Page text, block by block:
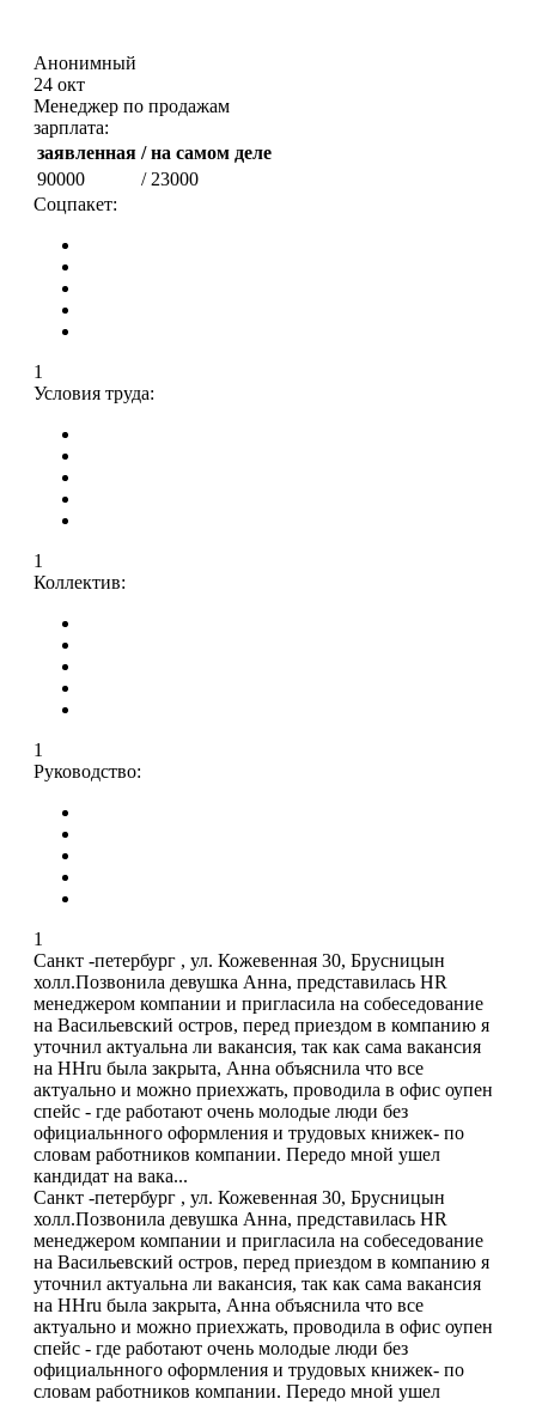
Анонимный
24 окт
Менеджер по продажам
зарплата:
заявленная / на самом деле
90000
/ 23000
Соцпакет:
1
Условия труда:
1
Коллектив:
1
Руководство:
1
Санкт -петербург , ул. Кожевенная 30, Брусницын
холл.Позвонила девушка Анна, представилась HR
менеджером компании и пригласила на собеседование
на Васильевский остров, перед приездом в компанию я
уточнил актуальна ли вакансия, так как сама вакансия
на HHru была закрыта, Анна объяснила что все
актуально и можно приехжать, проводила в офис оупен
спейс - где работают очень молодые люди без
официальнного оформления и трудовых книжек- по
словам работников компании. Передо мной ушел
кандидат на вака...
Санкт -петербург , ул. Кожевенная 30, Брусницын
холл.Позвонила девушка Анна, представилась HR
менеджером компании и пригласила на собеседование
на Васильевский остров, перед приездом в компанию я
уточнил актуальна ли вакансия, так как сама вакансия
на HHru была закрыта, Анна объяснила что все
актуально и можно приехжать, проводила в офис оупен
спейс - где работают очень молодые люди без
официальнного оформления и трудовых книжек- по
словам работников компании. Передо мной ушел